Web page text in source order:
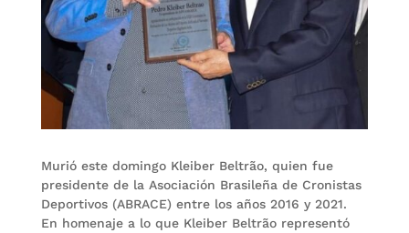
Murió este domingo Kleiber Beltrão, quien fue
presidente de la Asociación Brasileña de Cronistas
Deportivos (ABRACE) entre los años 2016 y 2021.
En homenaje a lo que Kleiber Beltrão representó